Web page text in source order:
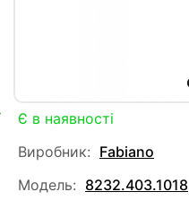
Є в наявності
Виробник: Fabiano
Модель: 8232.403.1018